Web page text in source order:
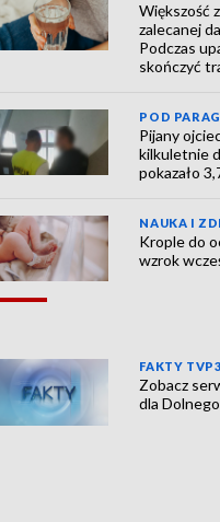
Większość
zalecanej
Podczas
skończyć
POD
Pijany
kilkuletnie
pokazało
NAUKA I
Krople do
wzrok
FAKTY
Zobacz
dla